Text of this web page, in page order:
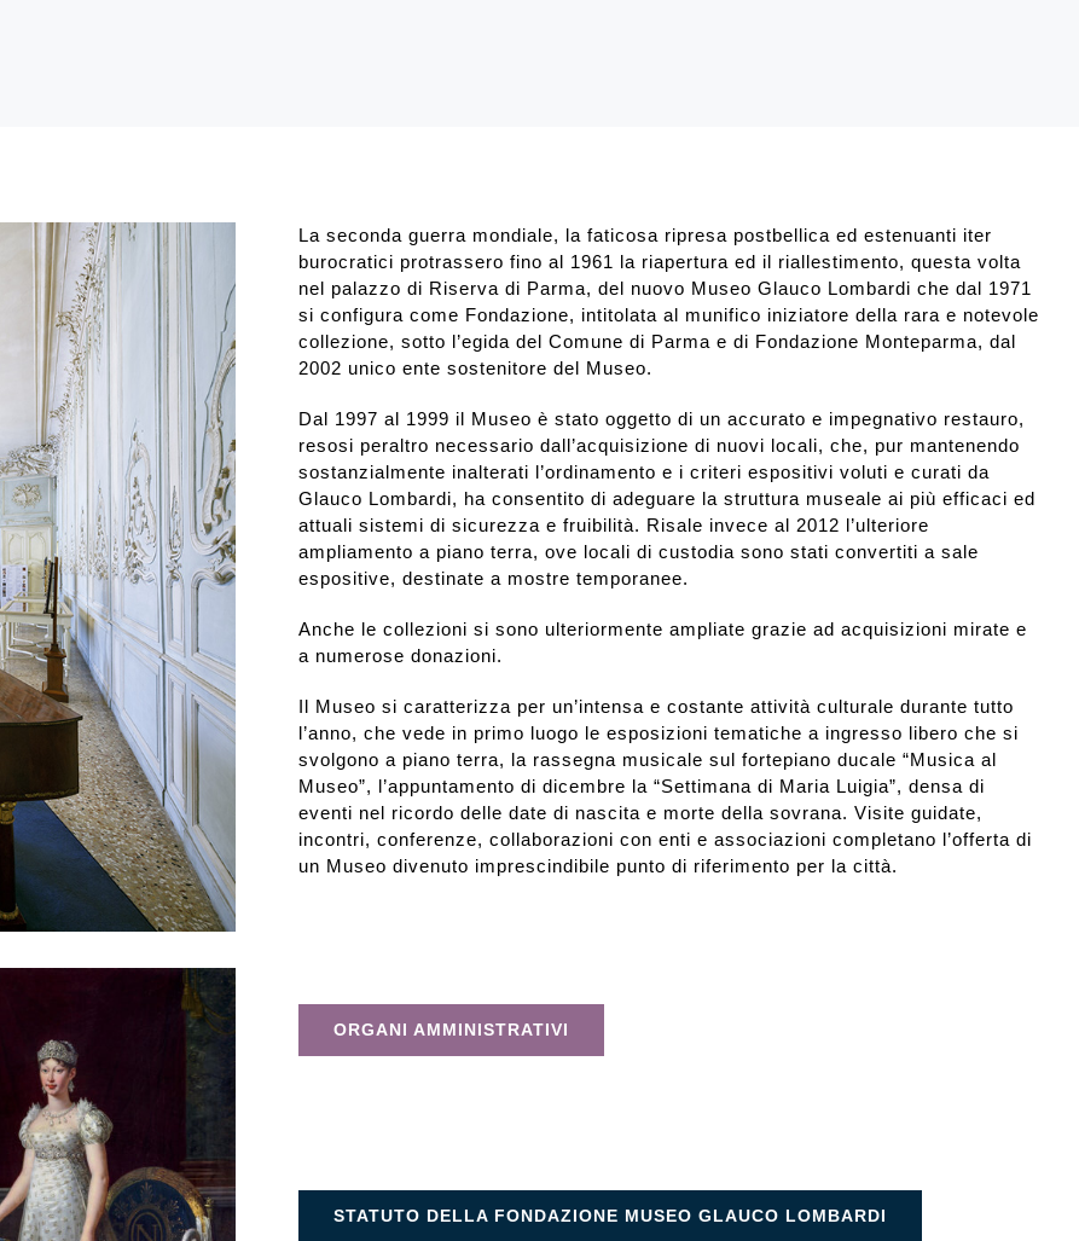
La seconda guerra mondiale, la faticosa ripresa postbellica ed estenuanti iter
burocratici protrassero fino al 1961 la riapertura ed il riallestimento, questa volta
nel palazzo di Riserva di Parma, del nuovo Museo Glauco Lombardi che dal 1971
si configura come Fondazione, intitolata al munifico iniziatore della rara e notevole
collezione, sotto l’egida del Comune di Parma e di Fondazione Monteparma, dal
2002 unico ente sostenitore del Museo.
Dal 1997 al 1999 il Museo è stato oggetto di un accurato e impegnativo restauro,
resosi peraltro necessario dall’acquisizione di nuovi locali, che, pur mantenendo
sostanzialmente inalterati l’ordinamento e i criteri espositivi voluti e curati da
Glauco Lombardi, ha consentito di adeguare la struttura museale ai più efficaci ed
attuali sistemi di sicurezza e fruibilità. Risale invece al 2012 l’ulteriore
ampliamento a piano terra, ove locali di custodia sono stati convertiti a sale
espositive, destinate a mostre temporanee.
Anche le collezioni si sono ulteriormente ampliate grazie ad acquisizioni mirate e
a numerose donazioni.
Il Museo si caratterizza per un’intensa e costante attività culturale durante tutto
l’anno, che vede in primo luogo le esposizioni tematiche a ingresso libero che si
svolgono a piano terra, la rassegna musicale sul fortepiano ducale “Musica al
Museo”, l’appuntamento di dicembre la “Settimana di Maria Luigia”, densa di
eventi nel ricordo delle date di nascita e morte della sovrana. Visite guidate,
incontri, conferenze, collaborazioni con enti e associazioni completano l’offerta di
un Museo divenuto imprescindibile punto di riferimento per la città.
ORGANI AMMINISTRATIVI
STATUTO DELLA FONDAZIONE MUSEO GLAUCO LOMBARDI